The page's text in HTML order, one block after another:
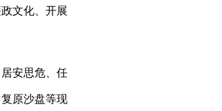
文化、开展
安思危、任
原沙盘等现